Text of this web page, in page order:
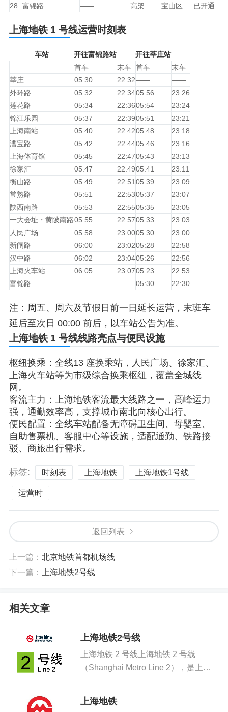
28 富锦路 —— 高架 宝山区 已开通
上海地铁 1 号线运营时刻表
车站 开往富锦路站
开往莘庄站
首车
末车 首车
末车
莘庄
05:30 22:32——
——
外环路
05:32 22:3405:56
23:26
莲花路
05:34 22:3605:54
23:24
锦江乐园
05:37 22:3905:51
23:21
上海南站
05:40 22:4205:48
23:18
漕宝路
05:42 22:4405:46
23:16
上海体育馆
05:45 22:4705:43
23:13
徐家汇
05:47 22:4905:41
23:11
衡山路
05:49 22:51 05:39
23:09
常熟路
05:51 22:5305:37
23:07
陕西南路
05:53 22:5505:35
23:05
一大会址・黄陂南路05:55 22:5705:33
23:03
人民广场
05:58 23:0005:30
23:00
新闸路
06:00 23:0205:28
22:58
汉中路
06:02 23:0405:26
22:56
上海火车站
06:05 23:0705:23
22:53
富锦路
—— —— 05:30 22:30
注：周五、周六及节假日前一日延长运营，末班车
延后至次日 00:00 前后，以车站公告为准。
上海地铁 1 号线线路亮点与便民设施
枢纽换乘：全线13 座换乘站，人民广场、徐家汇、
上海火车站等为市级综合换乘枢纽，覆盖全城线
网。
客流主力：上海地铁客流最大线路之一，高峰运力
强，通勤效率高，支撑城市南北向核心出行。
便民配置：全线车站配备无障碍卫生间、母婴室、
自助售票机、客服中心等设施，适配通勤、铁路接
驳、商旅出行需求。
标签: 时刻表 上海地铁 上海地铁1号线
运营时
返回列表
上一篇： 北京地铁首都机场线
下一篇：
上海地铁2号线
相关文章
上海地铁2号线
上海地铁 2 号线上海地铁 2 号线
（Shanghai Metro Line 2），是上海
色，由上海地铁第二运营有限公司负责
上海地铁